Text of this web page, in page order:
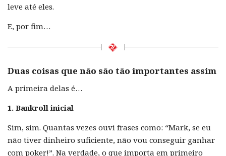
leve até eles.
E, por fim…
Duas coisas que não são tão importantes assim
A primeira delas é…
1. Bankroll inicial
Sim, sim. Quantas vezes ouvi frases como: “Mark, se eu
não tiver dinheiro suficiente, não vou conseguir ganhar
com poker!”. Na verdade, o que importa em primeiro